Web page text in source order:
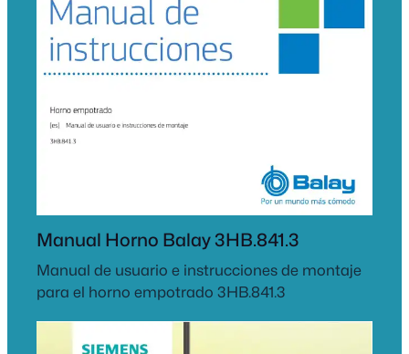
Manual Horno Balay 3HB.841.3
Manual de usuario e instrucciones de montaje
para el horno empotrado 3HB.841.3